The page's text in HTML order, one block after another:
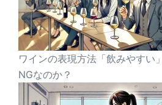
ワインの表現方法「飲みやすい
NGなのか？